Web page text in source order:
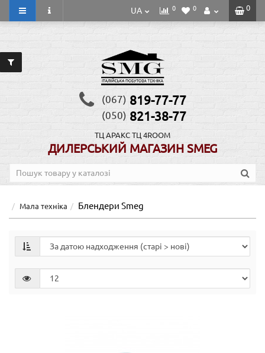
0
UA 0 0
(067) 819-77-77
(050) 821-38-77
ТЦ АРАКС ТЦ 4ROOM
ДИЛЕРСЬКИЙ МАГАЗИН SMEG
Мала техніка Блендери Smeg